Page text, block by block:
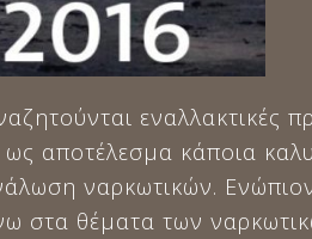
εναλλακτικές
αποτέλεσμα κάποια
ναρκωτικών.
στα θέματα των